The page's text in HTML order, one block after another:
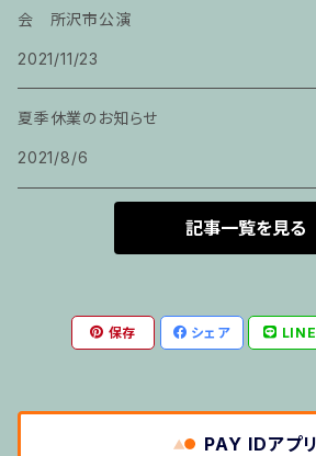
ピアノ科６０分レッスン
その他のご利用
会 所沢市公演
2021/11/23
夏季休業のお知らせ
2021/8/6
記事一覧を見る
保存 シェア LINE
PAY IDアプリ